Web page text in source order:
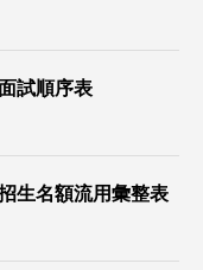
試順序表
生名額流用彙整表